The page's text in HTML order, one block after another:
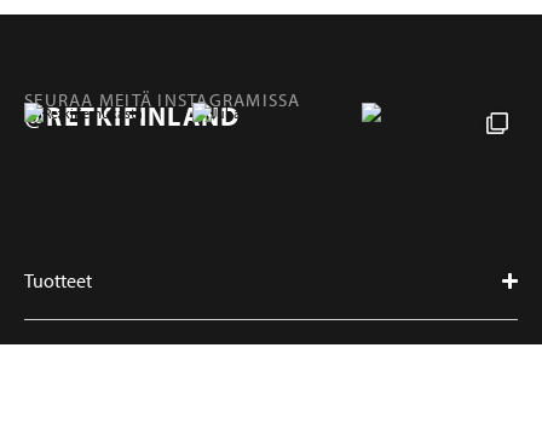
SEURAA MEITÄ INSTAGRAMISSA
@RETKIFINLAND
Tuotteet